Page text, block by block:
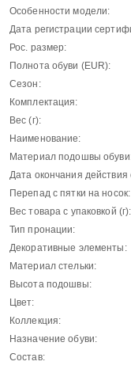
Особенности модели:
Дата регистрации
Рос. размер:
Полнота обуви (EUR):
Сезон:
Комплектация:
Вес (г):
Наименование:
Материал подошвы
Дата окончания
Перепад с пятки на носок:
Вес товара с упаковкой (г):
Тип пронации:
Декоративные элементы:
Материал стельки:
Высота подошвы:
Цвет:
Коллекция:
Назначение обуви:
Состав: